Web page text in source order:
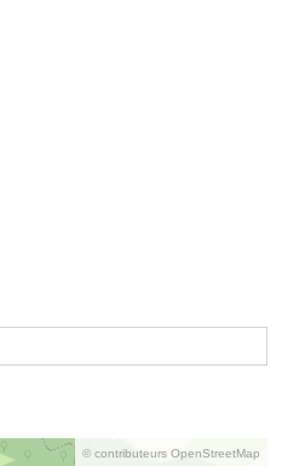
© contributeurs OpenStreetMap